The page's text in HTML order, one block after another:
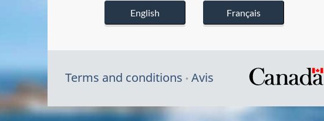
English Français
Terms and conditions Avis
/